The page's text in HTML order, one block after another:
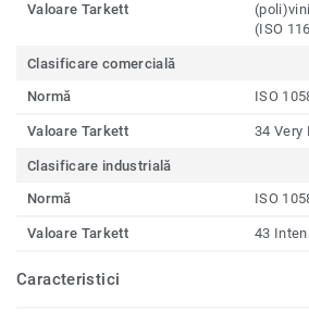
Valoare Tarkett
(ISO
Clasificare comercială
Normă
ISO
Valoare Tarkett 34 Very
Clasificare industrială
Normă
ISO
Valoare Tarkett 43
Caracteristici